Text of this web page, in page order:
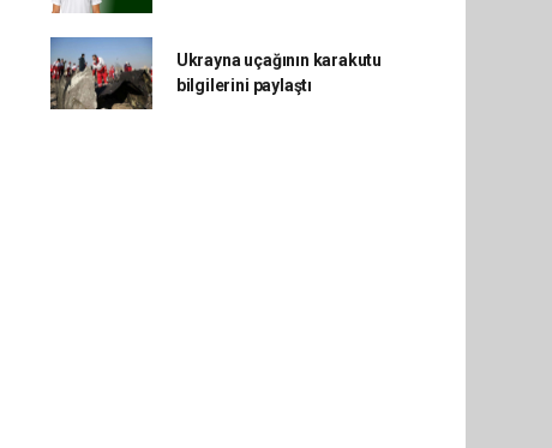
Ukrayna uçağının karakutu
bilgilerini paylaştı